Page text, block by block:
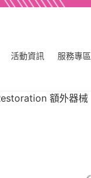
活動資訊 服務專區
額外器械